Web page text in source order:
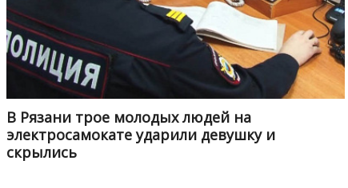
В Рязани трое молодых людей на
электросамокате ударили девушку и
скрылись